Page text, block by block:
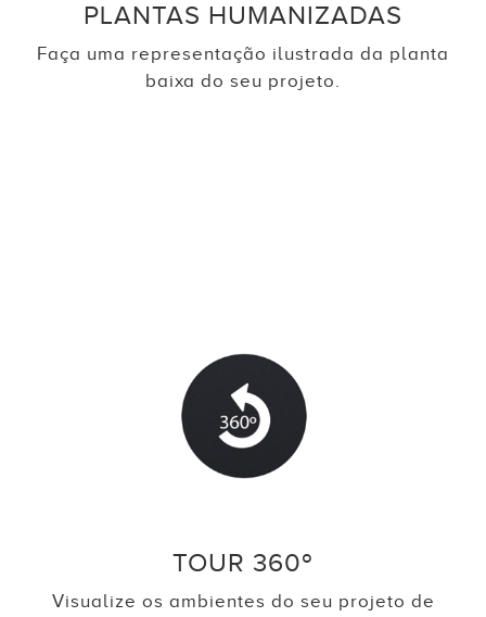
PLANTAS HUMANIZADAS
Faça uma representação ilustrada da planta
baixa do seu projeto.
TOUR 360º
Visualize os ambientes do seu projeto de